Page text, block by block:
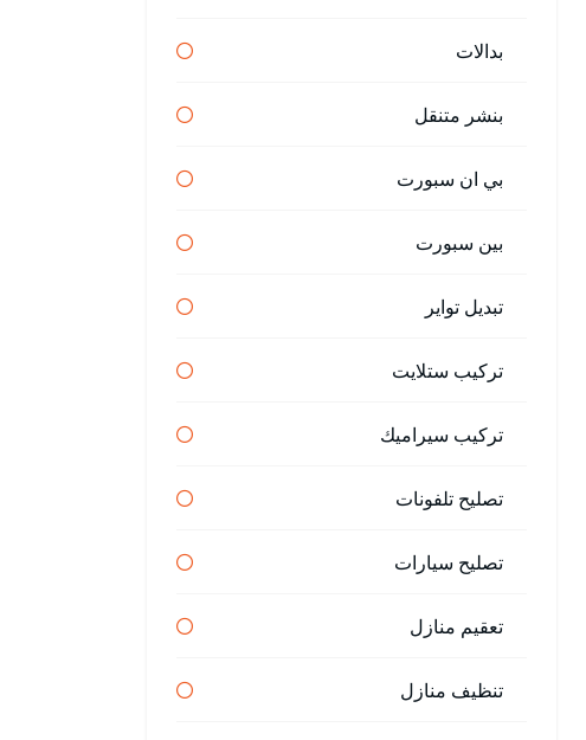
بدالات
بنشر متنقل
بي ان سبورت
بين سبورت
تبديل تواير
تركيب ستلايت
تركيب سيراميك
تصليح تلفونات
تصليح سيارات
تعقيم منازل
تنظيف منازل